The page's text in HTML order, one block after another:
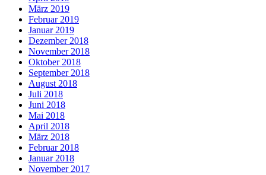
März 2019
Februar 2019
Januar 2019
Dezember 2018
November 2018
Oktober 2018
September 2018
August 2018
Juli 2018
Juni 2018
Mai 2018
April 2018
März 2018
Februar 2018
Januar 2018
November 2017